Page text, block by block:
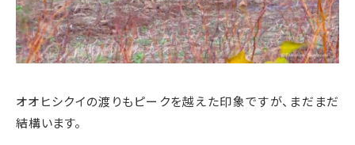
オオヒシクイの渡りもピークを越えた印象ですが、まだまだ
結構います。